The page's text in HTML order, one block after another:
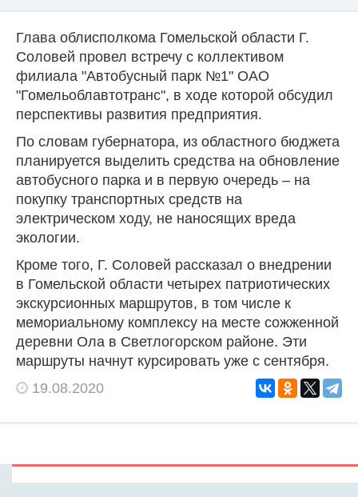
Глава облисполкома Гомельской области Г.
Соловей провел встречу с коллективом
филиала "Автобусный парк №1" ОАО
"Гомельоблавтотранс", в ходе которой обсудил
перспективы развития предприятия.
По словам губернатора, из областного бюджета
планируется выделить средства на обновление
автобусного парка и в первую очередь – на
покупку транспортных средств на
электрическом ходу, не наносящих вреда
экологии.
Кроме того, Г. Соловей рассказал о внедрении
в Гомельской области четырех патриотических
экскурсионных маршрутов, в том числе к
мемориальному комплексу на месте сожженной
деревни Ола в Светлогорском районе. Эти
маршруты начнут курсировать уже с сентября.
19.08.2020